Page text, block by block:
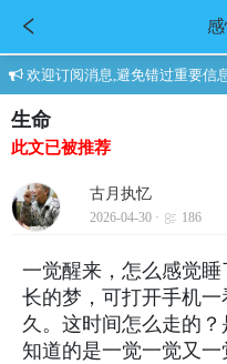
欢迎订阅消息,避免错过重要信
生命
此文已被推荐
古月执忆
2026-04-30 · 186
一觉醒来，怎么感觉
长的梦，可打开手机
久。这时间怎么走的
知道的是一觉一觉又